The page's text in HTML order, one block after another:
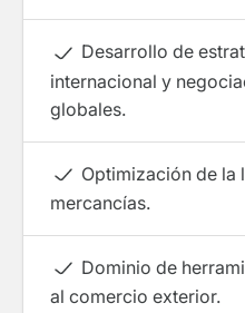
Desarrollo de
internacional y
globales.
Optimización de la
mercancías.
Dominio de
al comercio exterior.